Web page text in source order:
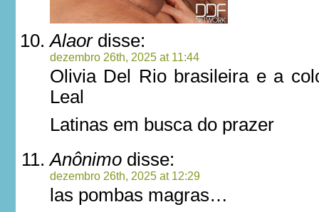
Alaordisse:
dezembro 26th, 2025 at 11:44
Olivia Del Rio brasileira e a
Leal
Latinas em busca do prazer
Anônimo disse:
dezembro 26th, 2025 at 12:29
las pombas magras…